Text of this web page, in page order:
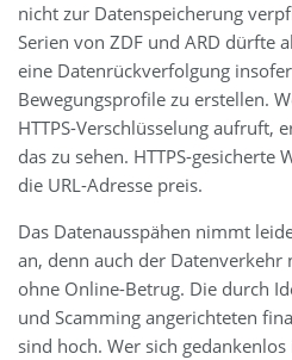
nicht zur Datenspeicherung
Serien von ZDF und ARD dürfte
eine Datenrückverfolgung
Bewegungsprofile zu erstellen.
HTTPS-Verschlüsselung aufruft,
das zu sehen. HTTPS-gesicherte
die URL-Adresse preis.
Das Datenausspähen nimmt
an, denn auch der Datenverkehr
ohne Online-Betrug. Die durch
und Scamming angerichteten
sind hoch. Wer sich